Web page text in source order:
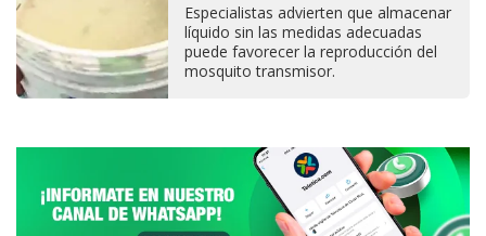
Especialistas advierten que almacenar
líquido sin las medidas adecuadas
puede favorecer la reproducción del
mosquito transmisor.